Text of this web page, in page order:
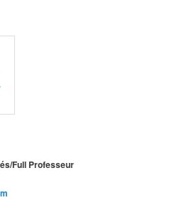
Full Professeur